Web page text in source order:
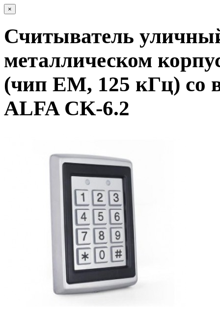
×
Считыватель
металлическом
(чип EM, 125 кГц) со
ALFA CK-6.2